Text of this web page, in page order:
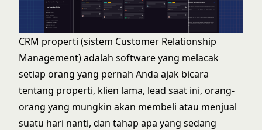
CRM properti (sistem Customer Relationship
Management) adalah software yang melacak
setiap orang yang pernah Anda ajak bicara
tentang properti, klien lama, lead saat ini, orang-
orang yang mungkin akan membeli atau menjual
suatu hari nanti, dan tahap apa yang sedang